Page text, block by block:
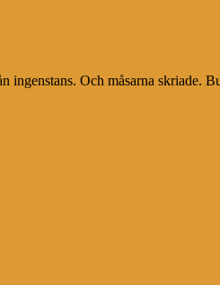
Och måsarna skriade.